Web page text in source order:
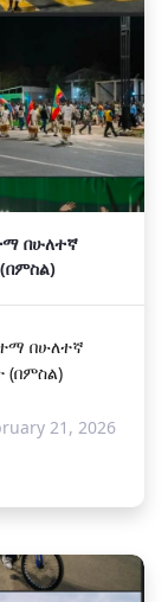
በሁለተኛ
በሁለተኛ
(በምስል)
21, 2026